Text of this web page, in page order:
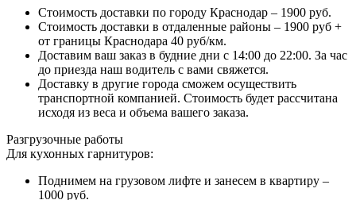
Стоимость доставки по городу Краснодар – 1900 руб.
Стоимость доставки в отдаленные районы – 1900 руб +
от границы Краснодара 40 руб/км.
Доставим ваш заказ в будние дни с 14:00 до 22:00. За час
до приезда наш водитель с вами свяжется.
Доставку в другие города сможем осуществить
транспортной компанией. Стоимость будет рассчитана
исходя из веса и объема вашего заказа.
Разгрузочные работы
Для кухонных гарнитуров:
Поднимем на грузовом лифте и занесем в квартиру –
1000 руб.